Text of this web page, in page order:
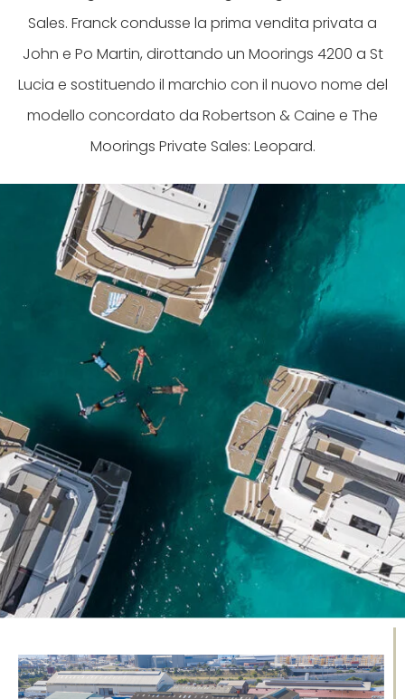
Sales. Franck condusse la prima vendita privata a
John e Po Martin, dirottando un Moorings 4200 a St
Lucia e sostituendo il marchio con il nuovo nome del
modello concordato da Robertson & Caine e The
Moorings Private Sales: Leopard.